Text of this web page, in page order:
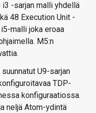
i3 -sarjan malli yhdellä
48 Execution Unit -
malli joka eroaa
M5:n
U9-sarjan
TDP-
konfiguraatiossa.
neljä Atom-ydintä